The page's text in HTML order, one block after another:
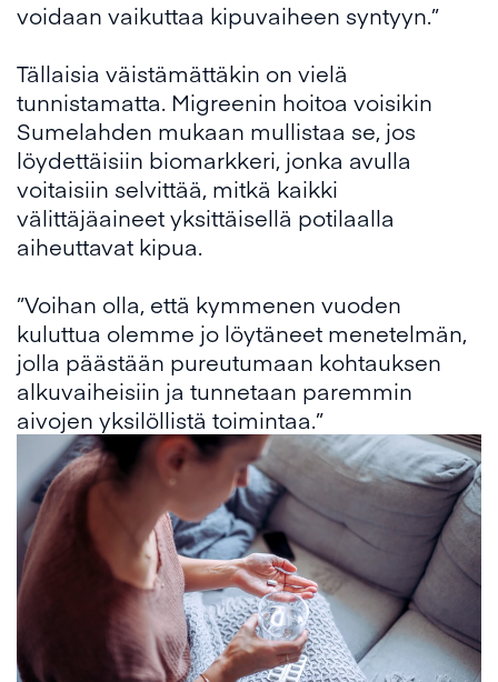
voidaan vaikuttaa kipuvaiheen syntyyn.”
Tällaisia väistämättäkin on vielä
tunnistamatta. Migreenin hoitoa voisikin
Sumelahden mukaan mullistaa se, jos
löydettäisiin biomarkkeri, jonka avulla
voitaisiin selvittää, mitkä kaikki
välittäjäaineet yksittäisellä potilaalla
aiheuttavat kipua.
”Voihan olla, että kymmenen vuoden
kuluttua olemme jo löytäneet menetelmän,
jolla päästään pureutumaan kohtauksen
alkuvaiheisiin ja tunnetaan paremmin
aivojen yksilöllistä toimintaa.”